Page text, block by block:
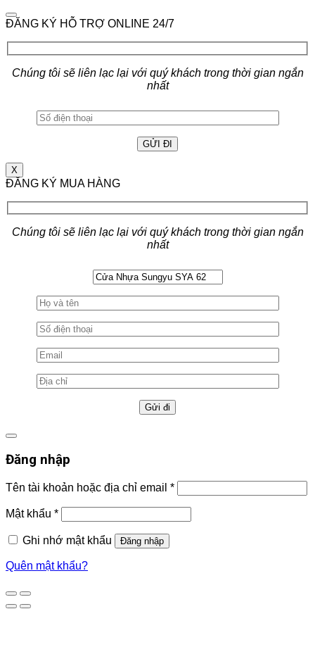
ĐĂNG KÝ HỖ TRỢ ONLINE 24/7
Chúng tôi sẽ liên lạc lại với quý khách trong thời gian ngắn
nhất
X
ĐĂNG KÝ MUA HÀNG
Chúng tôi sẽ liên lạc lại với quý khách trong thời gian ngắn
nhất
Đăng nhập
Tên tài khoản hoặc địa chỉ email *
Mật khẩu *
Ghi nhớ mật khẩu Đăng nhập
Quên mật khẩu?